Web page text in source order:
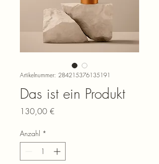
Artikelnummer: 284215376135191
Das ist ein Produkt
130,00 €
Anzahl *